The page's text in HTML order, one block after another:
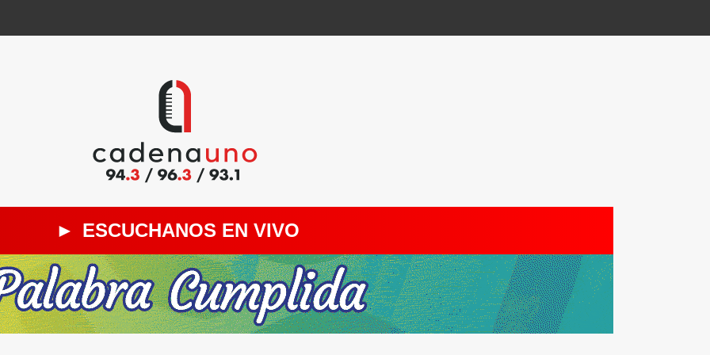
► ESCUCHANOS EN VIVO